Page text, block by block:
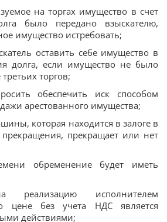
на торгах имущество в счет
было передано взыскателю,
имущество истребовать;
оставить себе имущество в
долга, если имущество не было
торгов;
обеспечить иск способом
арестованного имущества;
которая находится в залоге в
прекращения, прекращает или нет
обременение будет иметь
реализацию исполнителем
цене без учета НДС является
действиями;